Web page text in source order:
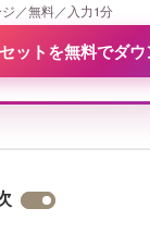
／無料／入力1分
ットを無料でダ